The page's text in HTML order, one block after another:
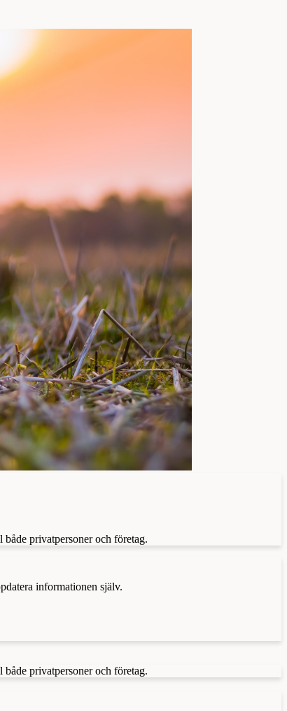
privatpersoner och företag.
informationen själv.
privatpersoner och företag.